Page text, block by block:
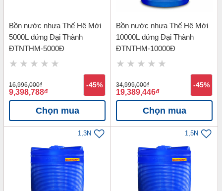
Bồn nước nhựa Thế Hệ Mới
5000L đứng Đại Thành
ĐTNTHM-5000Đ
16,996,000đ
9,398,788đ
-45%
Chọn mua
Bồn nước nhựa Thế Hệ Mới
10000L đứng Đại Thành
ĐTNTHM-10000Đ
34,999,000đ
19,389,446đ
-45%
Chọn mua
1,3N 1,5N